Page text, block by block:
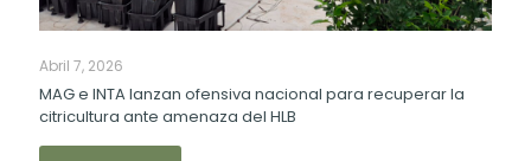
Abril 7, 2026
MAG e INTA lanzan ofensiva nacional para recuperar la
citricultura ante amenaza del HLB